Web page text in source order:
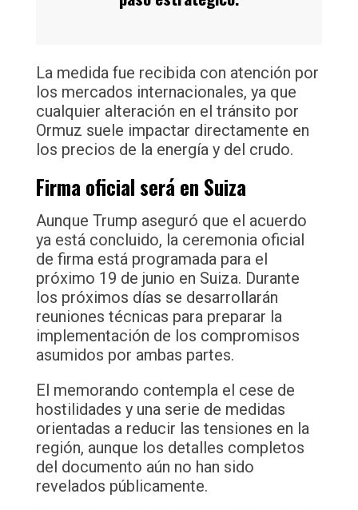
La medida fue recibida con atención por
los mercados internacionales, ya que
cualquier alteración en el tránsito por
Ormuz suele impactar directamente en
los precios de la energía y del crudo.
Firma oficial será en Suiza
Aunque Trump aseguró que el acuerdo
ya está concluido, la ceremonia oficial
de firma está programada para el
próximo 19 de junio en Suiza. Durante
los próximos días se desarrollarán
reuniones técnicas para preparar la
implementación de los compromisos
asumidos por ambas partes.
El memorando contempla el cese de
hostilidades y una serie de medidas
orientadas a reducir las tensiones en la
región, aunque los detalles completos
del documento aún no han sido
revelados públicamente.